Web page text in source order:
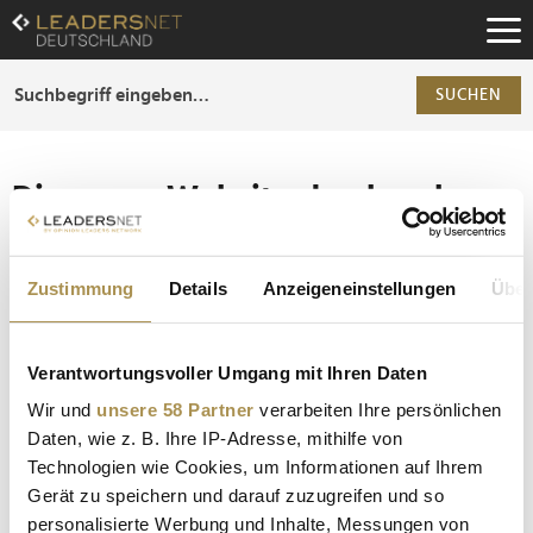
Zustimmung Details Anzeigeneinstellungen
Verantwortungsvoller Umgang mit Ihren Daten
Wir und unsere 58 Partner verarbeiten Ihre persönlichen
Daten, wie z. B. Ihre IP-Adresse, mithilfe von
Technologien wie Cookies, um Informationen auf Ihrem
Gerät zu speichern und darauf zuzugreifen und so
personalisierte Werbung und Inhalte, Messungen von
Zum
Inhalt
Zur
Fußzeilen-
SUCHEN
Die ganze Website durchsuchen
Die Anfrage ergab 0 Treffer.
Tipp
Seiten suchen, die genau diese Wortgruppe enthalten:
Anführungszeichen: zb "Vorname Nachname".